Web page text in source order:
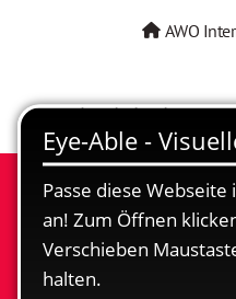
AWO
AWO als Arbeitgeber